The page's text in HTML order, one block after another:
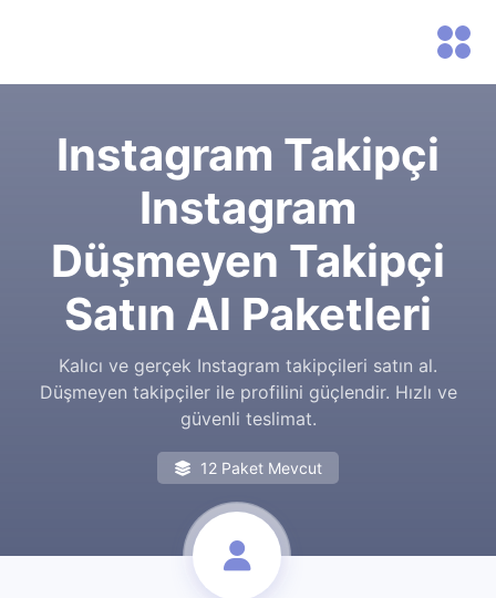
Instagram Takipçi
Instagram
Düşmeyen Takipçi
Satın Al Paketleri
Kalıcı ve gerçek Instagram takipçileri satın al.
Düşmeyen takipçiler ile profilini güçlendir. Hızlı ve
güvenli teslimat.
12 Paket Mevcut